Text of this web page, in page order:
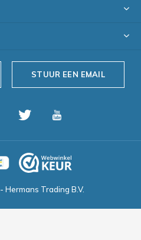
STUUR EEN EMAIL
- Hermans Trading B.V.